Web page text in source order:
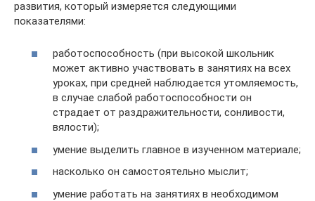
развития, который измеряется следующими
показателями:
работоспособность (при высокой школьник
может активно участвовать в занятиях на всех
уроках, при средней наблюдается утомляемость,
в случае слабой работоспособности он
страдает от раздражительности, сонливости,
вялости);
умение выделить главное в изученном материале;
насколько он самостоятельно мыслит;
умение работать на занятиях в необходимом